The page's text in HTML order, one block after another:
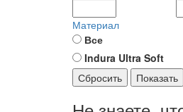
Материал
Все
Indura Ultra Soft
Сбросить
Показать